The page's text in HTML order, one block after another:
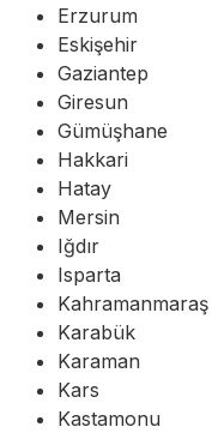
Erzurum
Eskişehir
Gaziantep
Giresun
Gümüşhane
Hakkari
Hatay
Mersin
Iğdır
Isparta
Kahramanmaraş
Karabük
Karaman
Kars
Kastamonu